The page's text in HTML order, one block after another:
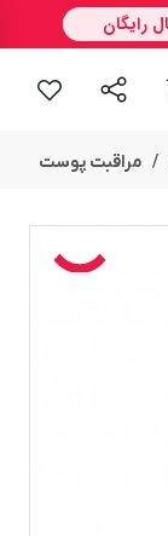
مراقبت پوست